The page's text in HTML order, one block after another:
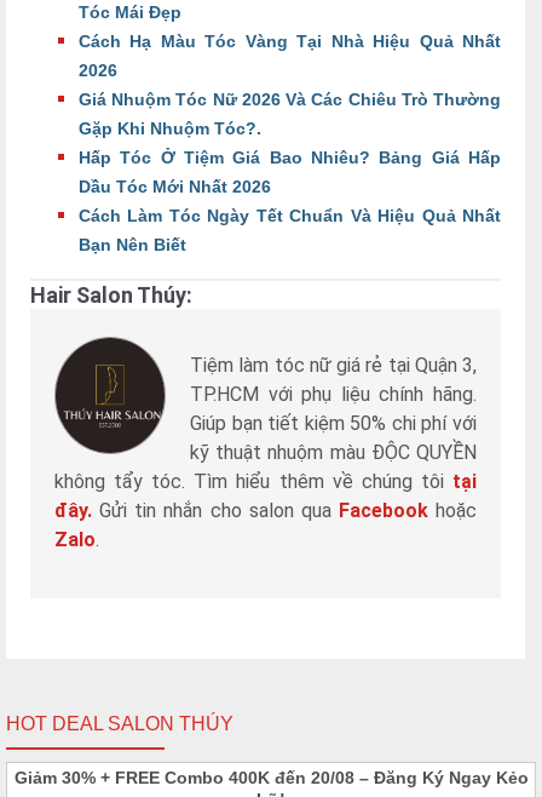
Tóc Mái Đẹp
Cách Hạ Màu Tóc Vàng Tại Nhà Hiệu Quả Nhất
2026
Giá Nhuộm Tóc Nữ 2026 Và Các Chiêu Trò Thường
Gặp Khi Nhuộm Tóc?.
Hấp Tóc Ở Tiệm Giá Bao Nhiêu? Bảng Giá Hấp
Dầu Tóc Mới Nhất 2026
Cách Làm Tóc Ngày Tết Chuẩn Và Hiệu Quả Nhất
Bạn Nên Biết
Hair Salon Thúy:
Tiệm làm tóc nữ giá rẻ tại Quận 3,
TP.HCM với phụ liệu chính hãng.
Giúp bạn tiết kiệm 50% chi phí với
kỹ thuật nhuộm màu ĐỘC QUYỀN
không tẩy tóc. Tìm hiểu thêm về chúng tôi tại
đây.Gửi tin nhắn cho salon qua Facebookhoặc
Zalo.
HOT DEAL SALON THÚY
Giảm 30% + FREE Combo 400K đến 20/08 – Đăng Ký Ngay Kẻo